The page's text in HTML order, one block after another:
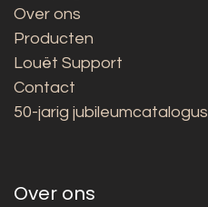
Over ons
Producten
Louët Support
Contact
50-jarig jubileumcatalogus
Over ons